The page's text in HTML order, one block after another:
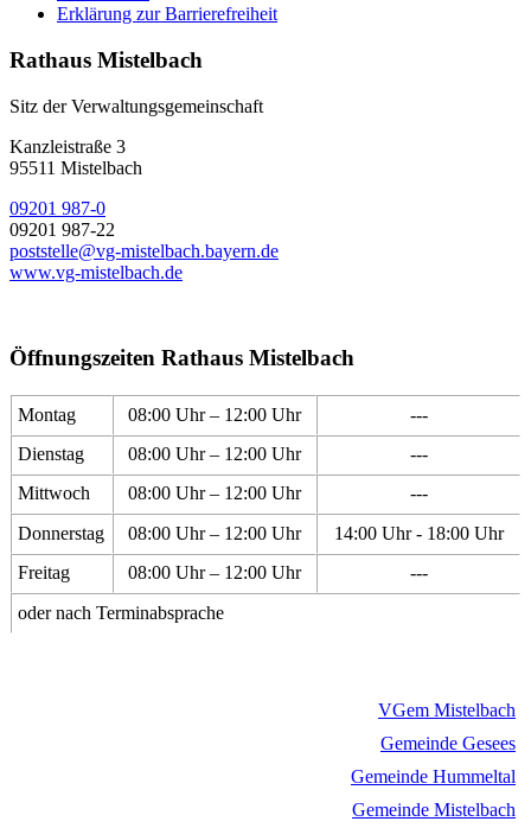
Erklärung zur Barrierefreiheit
Rathaus Mistelbach
Sitz der Verwaltungsgemeinschaft
Kanzleistraße 3
95511 Mistelbach
09201 987-0
09201 987-22
poststelle@vg-mistelbach.bayern.de
www.vg-mistelbach.de
Öffnungszeiten Rathaus Mistelbach
Montag 08:00 Uhr – 12:00 Uhr
---
Dienstag
08:00 Uhr – 12:00 Uhr
---
Mittwoch
08:00 Uhr – 12:00 Uhr
---
Donnerstag
08:00 Uhr – 12:00 Uhr
14:00 Uhr - 18:00 Uhr
Freitag
08:00 Uhr – 12:00 Uhr
---
oder nach Terminabsprache
VGem Mistelbach
Gemeinde Gesees
Gemeinde Hummeltal
Gemeinde Mistelbach